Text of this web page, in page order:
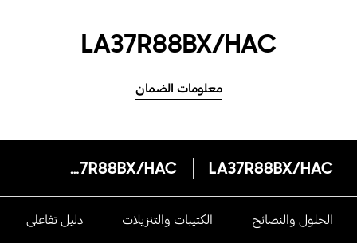
LA37R88BX/HAC
معلومات الضمان
LA37R88BX/HAC
LA37R88BX/HAC
الحلول والنصائح الكتيبات والتنزيلات دليل تفاعلى